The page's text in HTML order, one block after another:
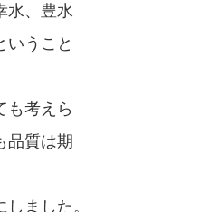
水、豊水
いうこと
も考えら
品質は期
ました。